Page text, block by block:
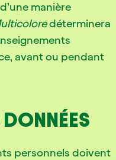
manière
déterminera
avant ou pendant
personnels doivent